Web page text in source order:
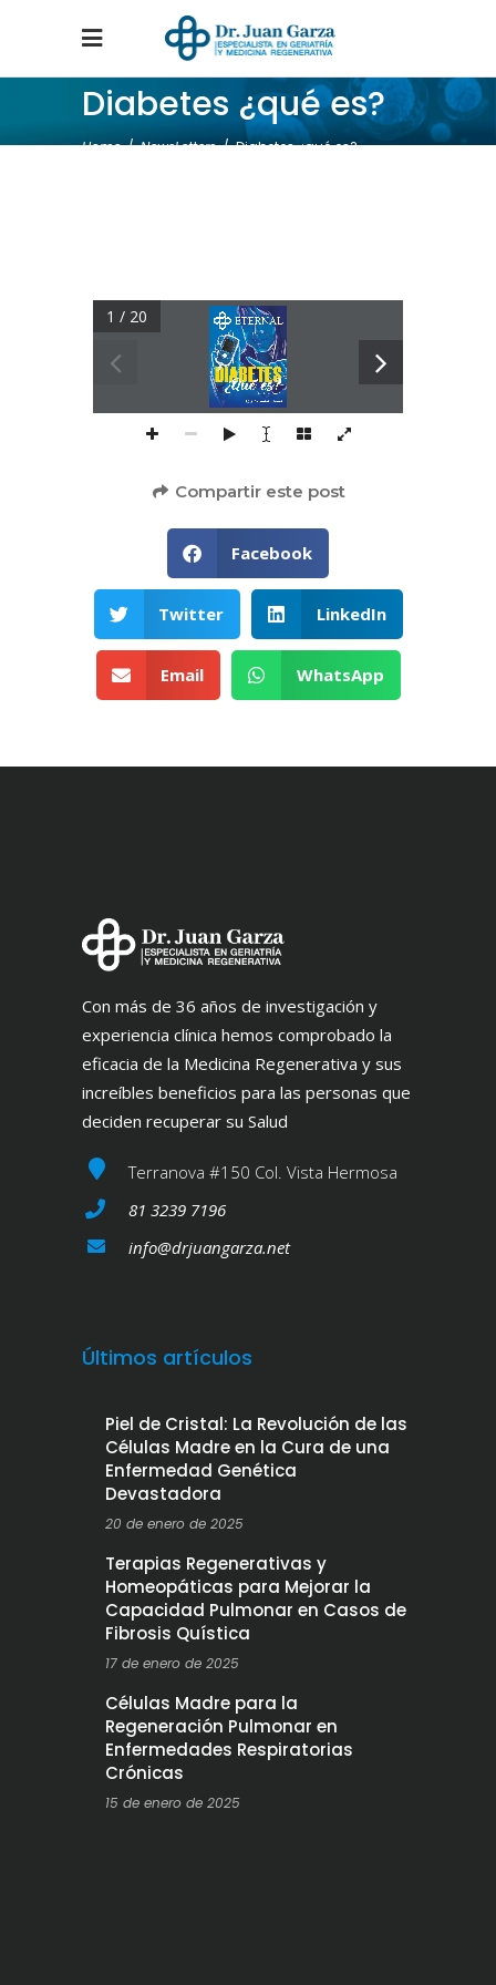
Diabetes ¿qué es?
Home/NewsLetters/Diabetes ¿qué es?
1 / 20
Compartir este post
Facebook
Twitter LinkedIn
Email WhatsApp
Con más de 36 años de investigación y
experiencia clínica hemos comprobado la
eficacia de la Medicina Regenerativa y sus
increíbles beneficios para las personas que
deciden recuperar su Salud
Terranova #150 Col. Vista Hermosa
81 3239 7196
info@drjuangarza.net
Últimos artículos
Piel de Cristal: La Revolución de las
Células Madre en la Cura de una
Enfermedad Genética
Devastadora
20 de enero de 2025
Terapias Regenerativas y
Homeopáticas para Mejorar la
Capacidad Pulmonar en Casos de
Fibrosis Quística
17 de enero de 2025
Células Madre para la
Regeneración Pulmonar en
Enfermedades Respiratorias
Crónicas
15 de enero de 2025